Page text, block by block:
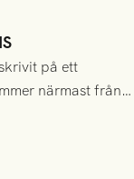
på ett
närmast från